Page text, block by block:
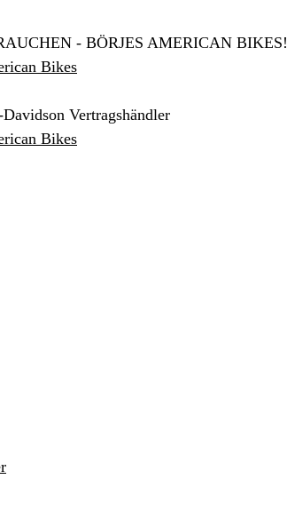
- BÖRJES AMERICAN BIKES!